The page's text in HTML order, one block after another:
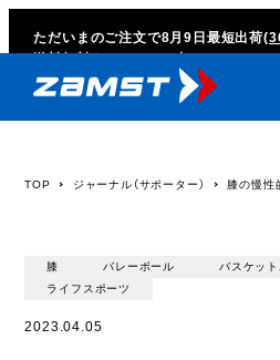
ただいまのご注文で8月9日 最短出荷
TOP ジャーナル（サポーター） 膝の慢性
膝 バレーボール バスケッ
ライフスポーツ
2023.04.05